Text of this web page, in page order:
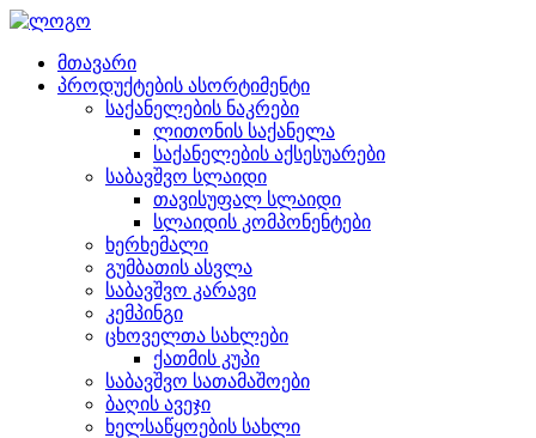
მთავარი
პროდუქტების ასორტიმენტი
საქანელების ნაკრები
ლითონის საქანელა
საქანელების აქსესუარები
საბავშვო სლაიდი
თავისუფალ სლაიდი
სლაიდის კომპონენტები
ხერხემალი
გუმბათის ასვლა
საბავშვო კარავი
კემპინგი
ცხოველთა სახლები
ქათმის კუპი
საბავშვო სათამაშოები
ბაღის ავეჯი
ხელსაწყოების სახლი